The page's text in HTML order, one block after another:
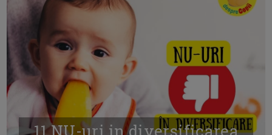
11 NU-uri in diversificarea